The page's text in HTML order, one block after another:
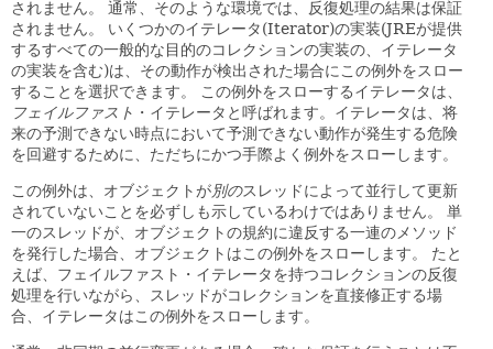
されません。
通常、そのような環境では、反復処理の結果は保証
されません。
いくつかのイテレータ(Iterator)の実装(JREが提供
するすべての一般的な目的のコレクションの実装の、イテレータ
の実装を含む)は、その動作が検出された場合にこの例外をスロー
することを選択できます。
この例外をスローするイテレータは、
フェイルファスト ・イテレータと呼ばれます。イテレータは、将
来の予測できない時点において予測できない動作が発生する危険
を回避するために、ただちにかつ手際よく例外をスローします。
この例外は、オブジェクトが別のスレッドによって並行して更新
されていないことを必ずしも示しているわけではありません。
単
一のスレッドが、オブジェクトの規約に違反する一連のメソッド
を発行した場合、オブジェクトはこの例外をスローします。
たと
えば、フェイルファスト・イテレータを持つコレクションの反復
処理を行いながら、スレッドがコレクションを直接修正する場
合、イテレータはこの例外をスローします。